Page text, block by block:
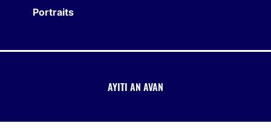
Portraits
AYITI AN AVAN